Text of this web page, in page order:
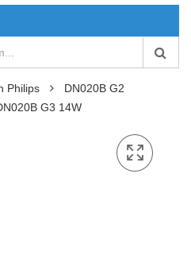
Philips
DN020B G2
G3 14W